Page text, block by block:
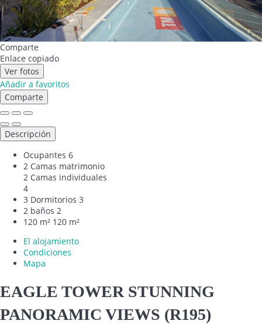
Comparte
Enlace copiado
Ver fotos
Añadir a favoritos
Comparte
Descripción
Ocupantes 6
2 Camas matrimonio
2 Camas individuales
4
3 Dormitorios 3
2 baños 2
120 m² 120 m²
El alojamiento
Condiciones
Mapa
EAGLE TOWER STUNNING
PANORAMIC VIEWS (R195)